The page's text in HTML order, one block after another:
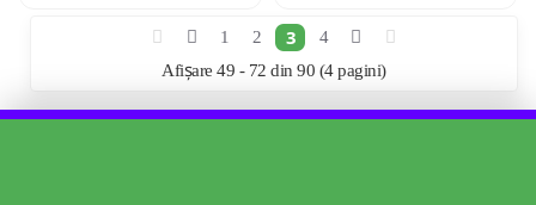
1 2 3
4
Afișare 49 - 72 din 90 (4 pagini)